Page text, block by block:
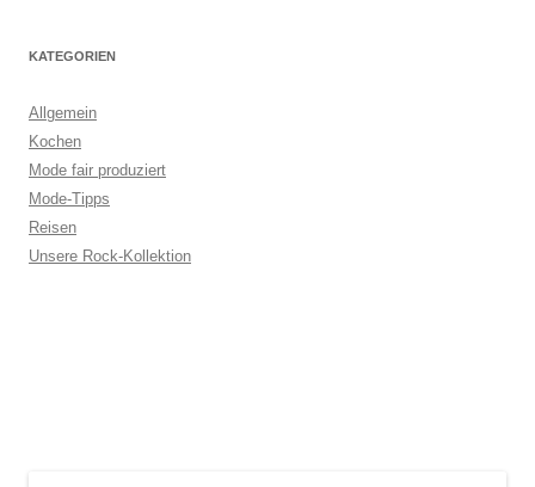
KATEGORIEN
Allgemein
Kochen
Mode fair produziert
Mode-Tipps
Reisen
Unsere Rock-Kollektion